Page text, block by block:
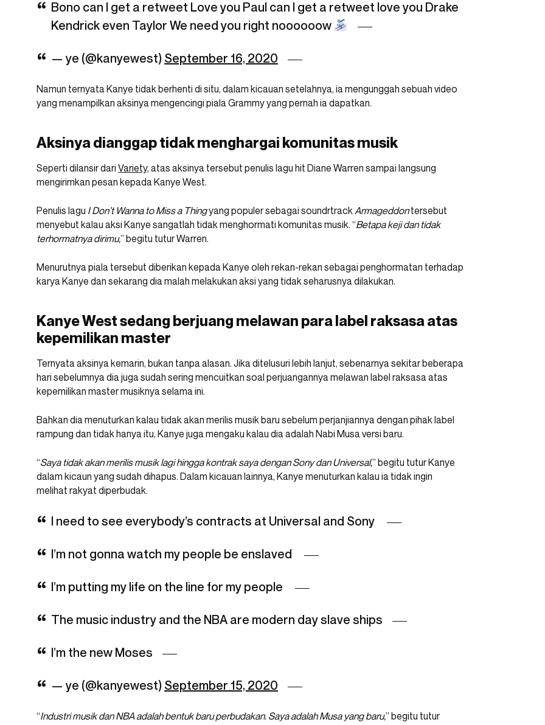
Bono can I get a retweet Love you Paul can I get a retweet love you Drake
Kendrick even Taylor We need you right noooooow
— ye (@kanyewest) September 16, 2020
Namun ternyata Kanye tidak berhenti di situ, dalam kicauan setelahnya, ia mengunggah sebuah video
yang menampilkan aksinya mengencingi piala Grammy yang pernah ia dapatkan.
Aksinya dianggap tidak menghargai komunitas musik
Seperti dilansir dari Variety, atas aksinya tersebut penulis lagu hit Diane Warren sampai langsung
mengirimkan pesan kepada Kanye West.
Penulis lagu I Don’t Wanna to Miss a Thingyang populer sebagai soundrtrackArmageddontersebut
menyebut kalau aksi Kanye sangatlah tidak menghormati komunitas musik. “Betapa keji dan tidak
terhormatnya dirimu,” begitu tutur Warren.
Menurutnya piala tersebut diberikan kepada Kanye oleh rekan-rekan sebagai penghormatan terhadap
karya Kanye dan sekarang dia malah melakukan aksi yang tidak seharusnya dilakukan.
Kanye West sedang berjuang melawan para label raksasa atas
kepemilikan master
Ternyata aksinya kemarin, bukan tanpa alasan. Jika ditelusuri lebih lanjut, sebenarnya sekitar beberapa
hari sebelumnya dia juga sudah sering mencuitkan soal perjuangannya melawan label raksasa atas
kepemilikan master musiknya selama ini.
Bahkan dia menuturkan kalau tidak akan merilis musik baru sebelum perjanjiannya dengan pihak label
rampung dan tidak hanya itu, Kanye juga mengaku kalau dia adalah Nabi Musa versi baru.
“Saya tidak akan merilis musik lagi hingga kontrak saya dengan Sony dan Universal,” begitu tutur Kanye
dalam kicaun yang sudah dihapus. Dalam kicauan lainnya, Kanye menuturkan kalau ia tidak ingin
melihat rakyat diperbudak.
I need to see everybody’s contracts at Universal and Sony
I’m not gonna watch my people be enslaved
I’m putting my life on the line for my people
The music industry and the NBA are modern day slave ships
I’m the new Moses
— ye (@kanyewest) September 15, 2020
“Industri musik dan NBA adalah bentuk baru perbudakan. Saya adalah Musa yang baru,” begitu tutur